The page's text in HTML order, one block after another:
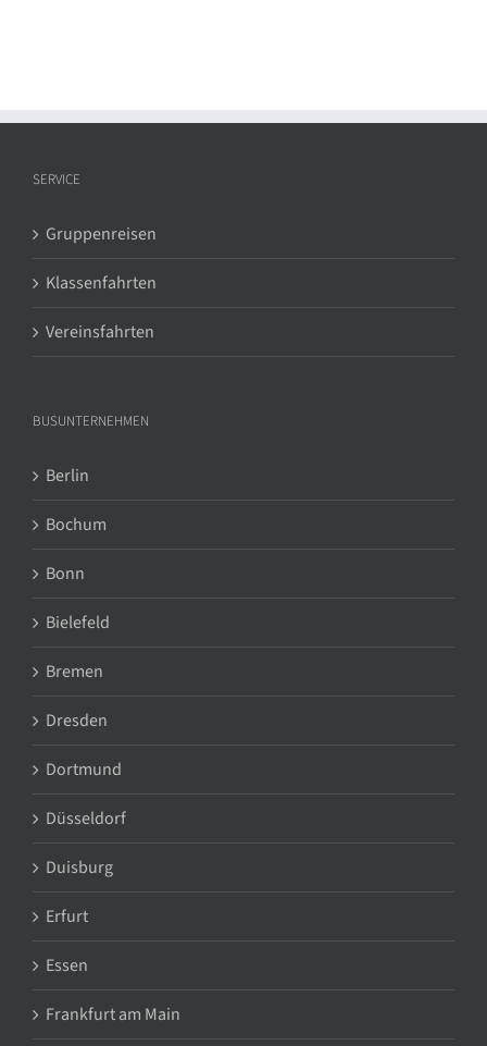
SERVICE
Gruppenreisen
Klassenfahrten
Vereinsfahrten
BUSUNTERNEHMEN
Berlin
Bochum
Bonn
Bielefeld
Bremen
Dresden
Dortmund
Düsseldorf
Duisburg
Erfurt
Essen
Frankfurt am Main